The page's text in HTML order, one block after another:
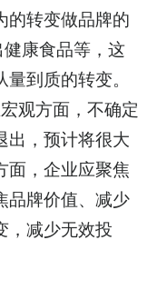
的转变做品牌的
健康食品等，这
到质的转变。
观方面，不确定
出，预计将很大
面，企业应聚焦
品牌价值、减少
，减少无效投